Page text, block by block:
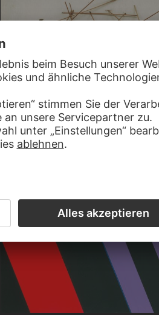
GÜNTHER UECKER